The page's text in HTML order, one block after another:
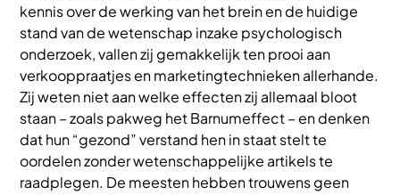
kennis over de werking van het brein en de huidige
stand van de wetenschap inzake psychologisch
onderzoek, vallen zij gemakkelijk ten prooi aan
verkooppraatjes en marketingtechnieken allerhande.
Zij weten niet aan welke effecten zij allemaal bloot
staan – zoals pakweg het Barnumeffect – en denken
dat hun “gezond” verstand hen in staat stelt te
oordelen zonder wetenschappelijke artikels te
raadplegen. De meesten hebben trouwens geen